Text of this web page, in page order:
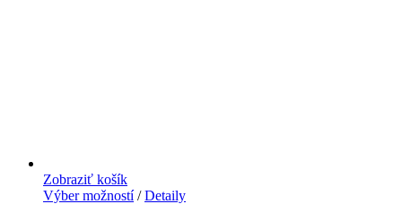
Zobraziť košík
Výber možností/ Detaily